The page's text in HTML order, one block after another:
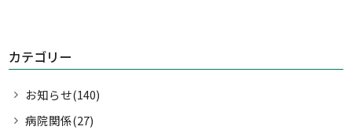
カテゴリー
お知らせ(140)
病院関係(27)